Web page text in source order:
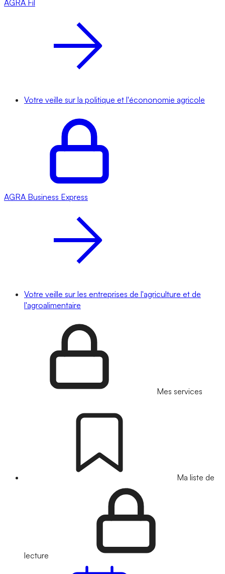
AGRA Fil
Votre veille sur la politique et l'écononomie agricole
AGRA Business Express
Votre veille sur les entreprises de l'agriculture et de
l'agroalimentaire
Mes services
Ma liste de
lecture